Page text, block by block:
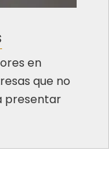
en
que no
presentar